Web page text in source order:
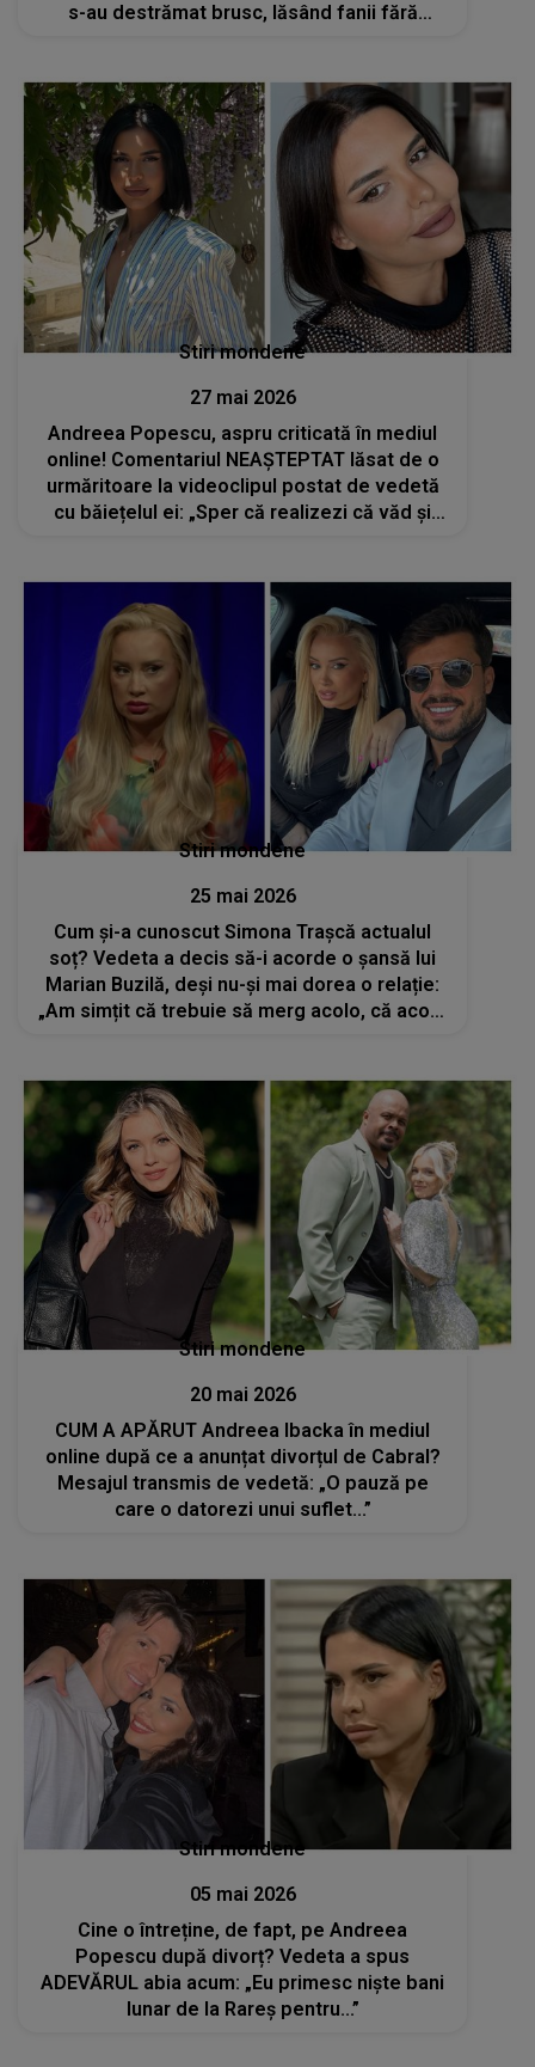
s-au destrămat brusc, lăsând fanii fără
Stiri mondene
27 mai 2026
Andreea Popescu, aspru criticată în mediul
online! Comentariul NEAȘTEPTAT lăsat de o
urmăritoare la videoclipul postat de vedetă
cu băiețelul ei: „Sper că realizezi că văd și
Stiri mondene
25 mai 2026
Cum și-a cunoscut Simona Trașcă actualul
soț? Vedeta a decis să-i acorde o șansă lui
Marian Buzilă, deși nu-și mai dorea o relație:
„Am simțit că trebuie să merg acolo, că acolo
Stiri mondene
20 mai 2026
CUM A APĂRUT Andreea Ibacka în mediul
online după ce a anunțat divorțul de Cabral?
Mesajul transmis de vedetă: „O pauză pe
care o datorezi unui suflet...”
Stiri mondene
05 mai 2026
Cine o întreține, de fapt, pe Andreea
Popescu după divorț? Vedeta a spus
ADEVĂRUL abia acum: „Eu primesc niște bani
lunar de la Rareș pentru...”